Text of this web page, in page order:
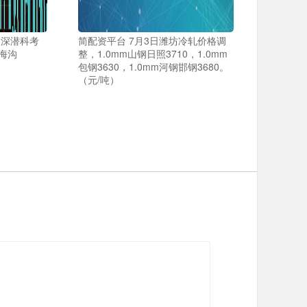
潜科考
沟
简配资平台 7月3日潍坊冷轧价格调
整，1.0mm山钢日照3710，1.0mm
包钢3630，1.0mm河钢邯钢3680。
（元/吨）